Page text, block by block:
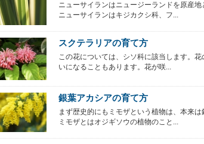
ニューサイランはニュージーランドを原産
ニューサイランはキジカクシ科、フ...
スクテラリアの育て方
この花については、シソ科に該当します。
いになることもあります。花が咲...
銀葉アカシアの育て方
まず歴史的にもミモザという植物は、本来
ミモザとはオジギソウの植物のこと...